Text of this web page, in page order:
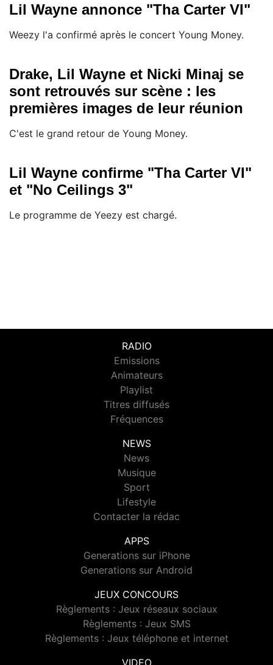
Lil Wayne annonce "Tha Carter VI"
Weezy l'a confirmé après le concert Young Money.
Drake, Lil Wayne et Nicki Minaj se
sont retrouvés sur scène : les
premières images de leur réunion
C'est le grand retour de Young Money.
Lil Wayne confirme "Tha Carter VI"
et "No Ceilings 3"
Le programme de Yeezy est chargé.
RADIO
Emissions
Animateurs
Playlist
Titres diffusés
Fréquences
NEWS
News
Musique
Sport
Lifestyle
Contacter la rédac
APPS
Generations sur iPhone
Generations sur Android
JEUX CONCOURS
Règlements : Jeux réseaux sociaux
Règlements : Jeux SMS
Règlements : Jeux téléphone et internet